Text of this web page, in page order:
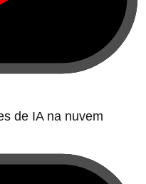
de IA na nuvem